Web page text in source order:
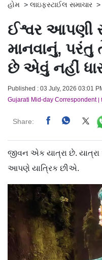
હોમ > લાઇફસ્ટાઈલ સમાચાર >
ઈશ્વર આપણી
માનવાનું,
છે એવું નહીં
Published : 03 July, 2026 03:01
Gujarati Mid-day Correspondent|
Share:
જીવન એક યાત્રા છે.
આપણે યાત્રિક છીએ.